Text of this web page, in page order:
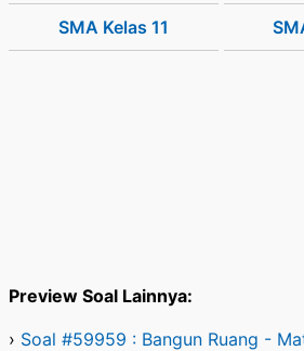
SMA Kelas 11
Preview Soal Lainnya:
› Soal #59959 : Bangun Ruang -